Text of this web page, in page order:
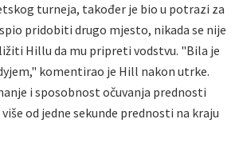
turneja, također je bio u potrazi za
pridobiti drugo mjesto, nikada se nije
Hillu da mu pripreti vodstvu. "Bila je
komentirao je Hill nakon utrke.
i sposobnost očuvanja prednosti
od jedne sekunde prednosti na kraju